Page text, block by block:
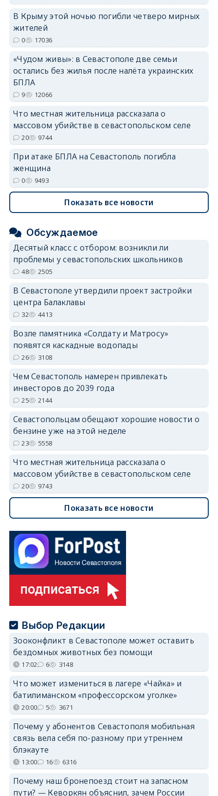
erid: 2SDnjdPjgYS
В Крыму этой ночью погибли четверо мирных
жителей
0 17036
«Чудом живы»: в Севастополе две семьи
остались без жилья после налёта украинских
БПЛА
9 12066
Что местная жительница рассказала о
массовом убийстве в севастопольском селе
20 9744
При атаке БПЛА на Севастополь погибла
женщина
0 9493
Показать все новости
Обсуждаемое
Десятый класс с отбором: возникли ли
проблемы у севастопольских школьников
48 2505
В Севастополе утвердили проект застройки
центра Балаклавы
32 4413
Возле памятника «Солдату и Матросу»
появятся каскадные водопады
26 3108
Чем Севастополь намерен привлекать
инвесторов до 2039 года
25 2144
Севастопольцам обещают хорошие новости о
бензине уже на этой неделе
23 5558
Что местная жительница рассказала о
массовом убийстве в севастопольском селе
20 9743
Показать все новости
Выбор Редакции
Зооконфликт в Севастополе может оставить
бездомных животных без помощи
17:02 6 3148
Что может измениться в лагере «Чайка» и
батилиманском «профессорском уголке»
20:00 5 3671
Почему у абонентов Севастополя мобильная
связь вела себя по-разному при утреннем
блэкауте
13:00 16 6316
Почему наш бронепоезд стоит на запасном
пути? — Кеворкян объяснил, зачем России